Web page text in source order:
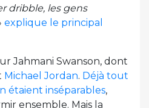
dribble, les gens
explique le principal
Jahmani Swanson, dont
Michael Jordan. Déjà tout
étaient inséparables,
ensemble. Mais la